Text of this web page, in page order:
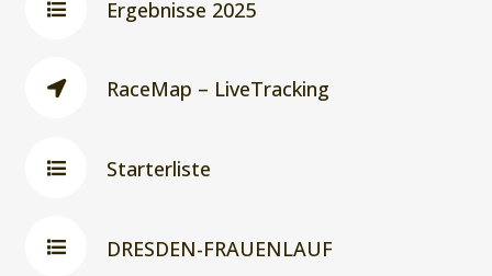
Ergebnisse 2025
RaceMap – LiveTracking
Starterliste
DRESDEN-FRAUENLAUF